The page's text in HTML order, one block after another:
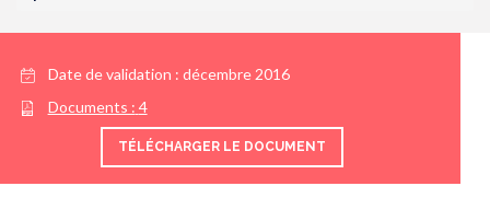
Date de validation : décembre 2016
Documents : 4
TÉLÉCHARGER LE DOCUMENT